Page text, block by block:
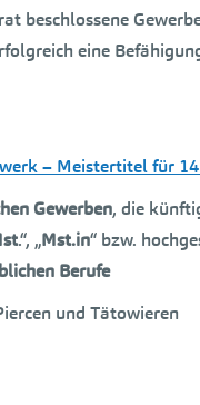
beschlossene
eine
– Meistertitel für
Gewerben, die
.“, „Mst.in“ bzw.
Berufe
und Tätowieren